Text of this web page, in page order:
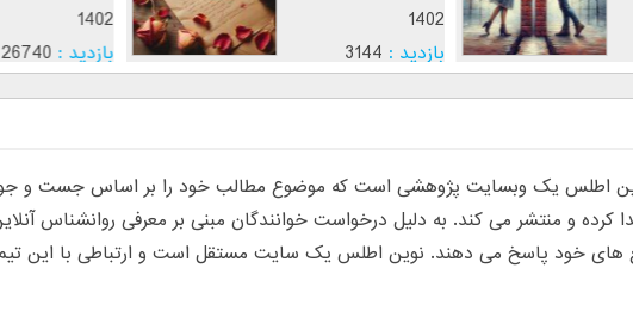
1402
بازدید : 26740
1402
بازدید : 3144
اطلس یک وبسایت پژوهشی است که موضوع مطالب خود را بر اساس جست و جوی
خود پاسخ می دهند. نوین اطلس یک سایت مستقل است و ارتباطی با این تیم